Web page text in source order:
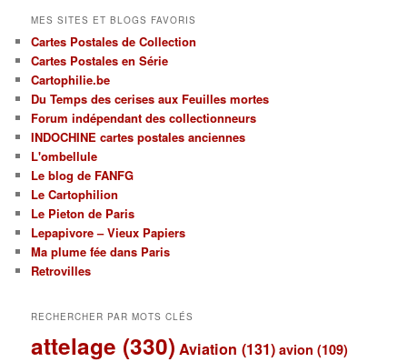
MES SITES ET BLOGS FAVORIS
Cartes Postales de Collection
Cartes Postales en Série
Cartophilie.be
Du Temps des cerises aux Feuilles mortes
Forum indépendant des collectionneurs
INDOCHINE cartes postales anciennes
L'ombellule
Le blog de FANFG
Le Cartophilion
Le Pieton de Paris
Lepapivore – Vieux Papiers
Ma plume fée dans Paris
Retrovilles
RECHERCHER PAR MOTS CLÉS
attelage (330) Aviation (131) avion (109)